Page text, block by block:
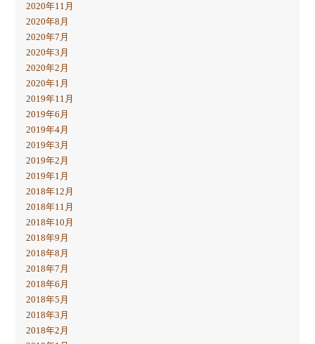
2020年11月
2020年8月
2020年7月
2020年3月
2020年2月
2020年1月
2019年11月
2019年6月
2019年4月
2019年3月
2019年2月
2019年1月
2018年12月
2018年11月
2018年10月
2018年9月
2018年8月
2018年7月
2018年6月
2018年5月
2018年3月
2018年2月